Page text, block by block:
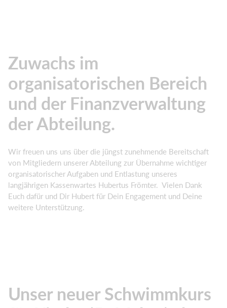
Zuwachs im
organisatorischen Bereich
und der Finanzverwaltung
der Abteilung.
Wir freuen uns uns über die jüngst zunehmende Bereitschaft
von Mitgliedern unserer Abteilung zur Übernahme wichtiger
organisatorischer Aufgaben und Entlastung unseres
langjährigen Kassenwartes Hubertus Frömter. Vielen Dank
Euch dafür und Dir Hubert für Dein Engagement und Deine
weitere Unterstützung.
Unser neuer Schwimmkurs